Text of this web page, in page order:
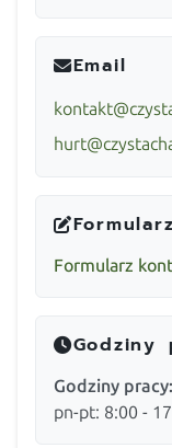
Email
Formularz
Formularz
Godziny
Godziny pracy:
pn-pt: 8:00 -